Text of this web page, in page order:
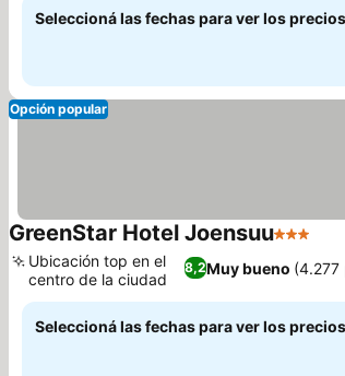
Seleccioná las fechas para ver los
Opción popular
GreenStar Hotel Joensuu3
8,2Muy bueno (4.277
Ubicación top en el
centro de la ciudad
Seleccioná las fechas para ver los